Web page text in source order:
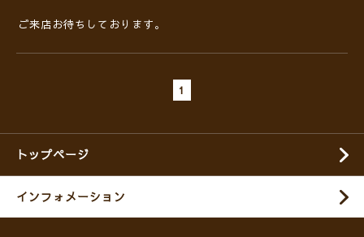
ご来店お待ちしております。
1
トップページ
インフォメーション